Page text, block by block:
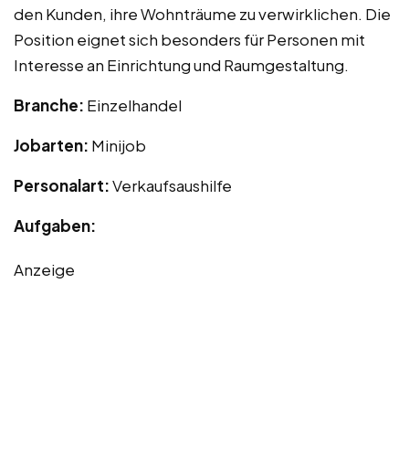
den Kunden, ihre Wohnträume zu verwirklichen. Die
Position eignet sich besonders für Personen mit
Interesse an Einrichtung und Raumgestaltung.
Branche: Einzelhandel
Jobarten: Minijob
Personalart:Verkaufsaushilfe
Aufgaben:
Anzeige